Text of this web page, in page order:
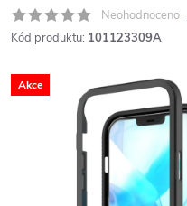
Neohodnoceno
Kód produktu: 101123309A
Akce